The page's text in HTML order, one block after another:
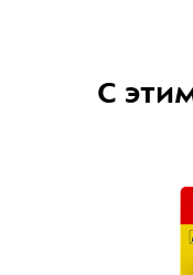
С